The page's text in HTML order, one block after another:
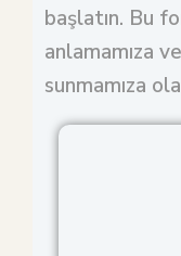
başlatın. Bu
anlamamıza
sunmamıza